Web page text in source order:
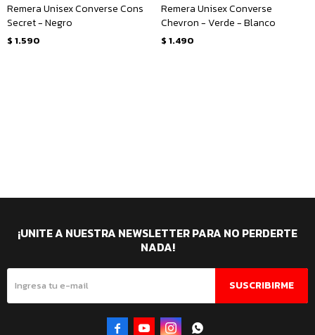
Remera Unisex Converse Cons
Secret - Negro
$ 1.590
Remera Unisex Converse
Chevron - Verde - Blanco
$ 1.490
¡UNITE A NUESTRA NEWSLETTER PARA NO PERDERTE
NADA!
SUSCRIBIRME
   